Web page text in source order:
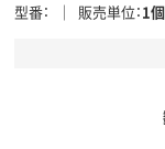
型番 販売単位 1個